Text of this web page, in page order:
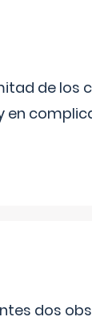
de los
en
dos